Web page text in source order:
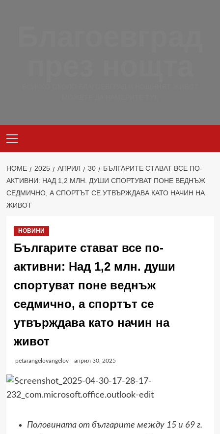
Menu
HOME 2025 АПРИЛ 30
БЪЛГАРИТЕ СТАВАТ ВСЕ ПО-
АКТИВНИ: НАД 1,2 МЛН. ДУШИ СПОРТУВАТ ПОНЕ ВЕДНЪЖ
СЕДМИЧНО, А СПОРТЪТ СЕ УТВЪРЖДАВА КАТО НАЧИН НА
ЖИВОТ
НОВИНИ
Българите стават все по-
активни: Над 1,2 млн. души
спортуват поне веднъж
седмично, а спортът се
утвърждава като начин на
живот
petarangelovangelov април 30, 2025
Половината от българите между 15 и 69 г.